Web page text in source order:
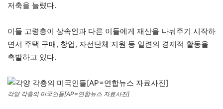
저축을 늘렸다.
이들 고령층이 상속인과 다른 이들에게 재산을 나눠주기 시작하
면서 주택 구매, 창업, 자선단체 지원 등 일련의 경제적 활동을
촉발하고 있다.
각양 각층의 미국인들[AP=연합뉴스 자료사진]